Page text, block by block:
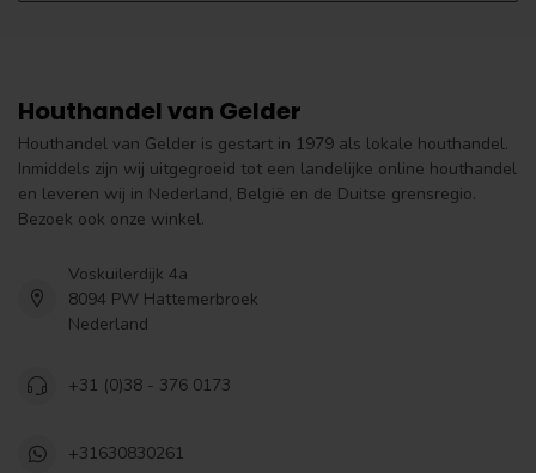
Houthandel van Gelder
Houthandel van Gelder is gestart in 1979 als lokale houthandel.
Inmiddels zijn wij uitgegroeid tot een landelijke online houthandel
en leveren wij in Nederland, België en de Duitse grensregio.
Bezoek ook onze winkel.
Voskuilerdijk 4a
8094 PW Hattemerbroek
Nederland
+31 (0)38 - 376 0173
+31630830261